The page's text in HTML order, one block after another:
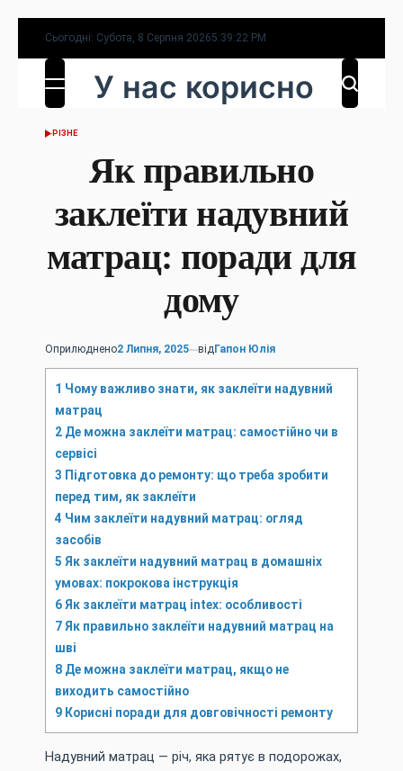
Перейти
до
вмісту
Сьогодні: Субота, 8 Серпня 20265:39:23 PM
У нас корисно
ОПУБЛІКУВАТИ
РІЗНЕ
Як правильно
заклеїти надувний
матрац: поради для
дому
Оприлюднено2 Липня, 2025 відГапон Юлія
1 Чому важливо знати, як заклеїти надувний
матрац
2 Де можна заклеїти матрац: самостійно чи в
сервісі
3 Підготовка до ремонту: що треба зробити
перед тим, як заклеїти
4 Чим заклеїти надувний матрац: огляд
засобів
5 Як заклеїти надувний матрац в домашніх
умовах: покрокова інструкція
6 Як заклеїти матрац intex: особливості
7 Як правильно заклеїти надувний матрац на
шві
8 Де можна заклеїти матрац, якщо не
виходить самостійно
9 Корисні поради для довговічності ремонту
Надувний матрац — річ, яка рятує в подорожах,